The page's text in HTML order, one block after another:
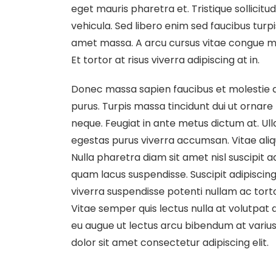
eget mauris pharetra et. Tristique
vehicula. Sed libero enim sed faucibus
amet massa. A arcu cursus vitae congue
Et tortor at risus viverra adipiscing at in.
Donec massa sapien faucibus et
purus. Turpis massa tincidunt dui ut
neque. Feugiat in ante metus dictum at.
egestas purus viverra accumsan. Vitae
Nulla pharetra diam sit amet nisl suscipit
quam lacus suspendisse. Suscipit
viverra suspendisse potenti nullam ac
Vitae semper quis lectus nulla at volutpat
eu augue ut lectus arcu bibendum at
dolor sit amet consectetur adipiscing elit.